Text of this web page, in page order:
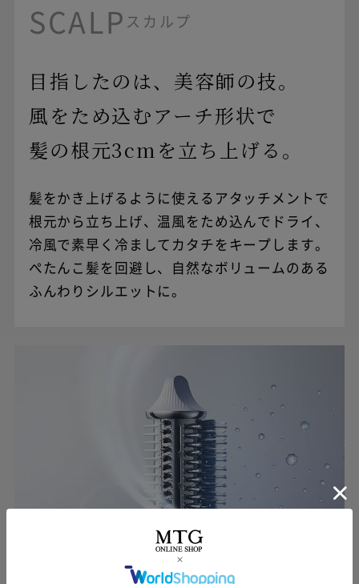
SCALP スカルプ
目指したのは、美容師の技。
風をため込むアーチ形状で
髪の根元3cmを 立ち上げる。
髪をかき上げるように使えるアタッチメントで
根元から立ち上げ、温風をため込んでドライ、
冷風で素早く冷ましてカタチをキープします。
ぺたんこ髪を回避し、自然なボリュームのある
ふんわりシルエットに。
お申し込みの
3ステップ
注文完了画面で
お手続きください。
現金販売価格：38,500円（税込）
支払総額：38,500円（税込）
実質年率：0%（当社負担）
分割手数料：0%（当社負担）
引き渡し日：株式会社ジャックスの審査終了
後、5営業日以内での発送
現金販売価格：42,300円（税込）
支払総額：42,300円（税込）